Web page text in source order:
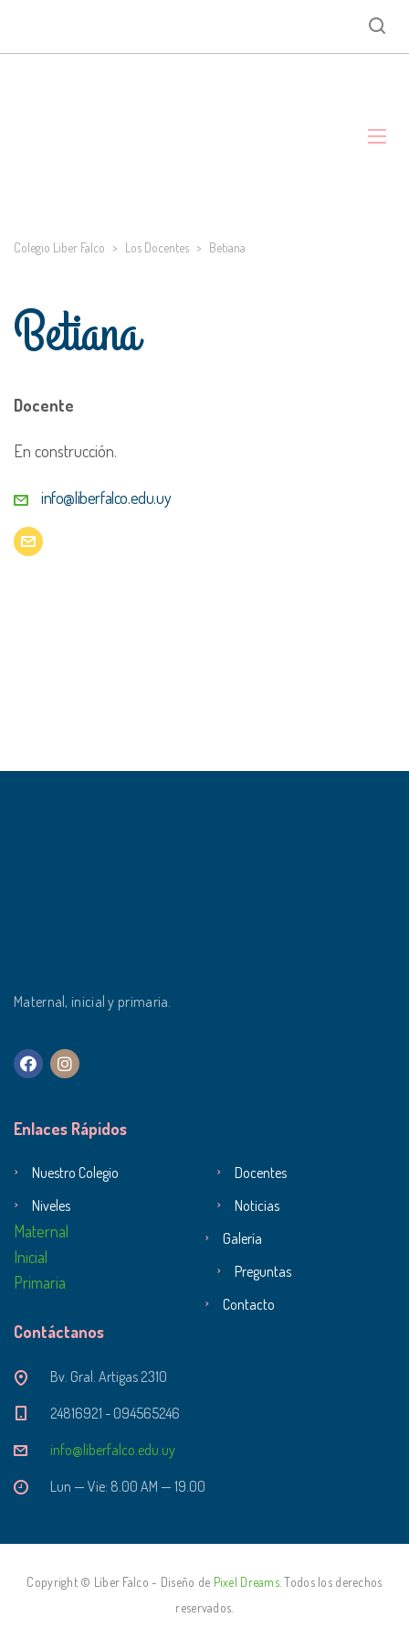
Colegio Liber Falco > Los Docentes > Betiana
Betiana
Docente
En construcción.
info@liberfalco.edu.uy
Maternal, inicial y primaria.
Enlaces Rápidos
Nuestro Colegio
Docentes
Niveles
Maternal
Inicial
Primaria
Noticias
Galería
Preguntas
Contacto
Contáctanos
Bv. Gral. Artigas 2310
24816921 - 094565246
info@liberfalco.edu.uy
Lun — Vie: 8.00 AM — 19.00
Copyright © Líber Falco - Diseño de Pixel Dreams. Todos los derechos
reservados.